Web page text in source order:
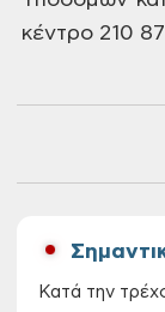
κέντρο 210
Κατά την